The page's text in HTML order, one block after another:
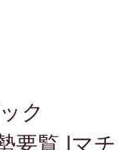
ク
要覧 |マ